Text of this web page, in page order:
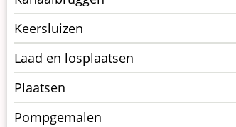
Keersluizen
Laad en losplaatsen
Plaatsen
Pompgemalen